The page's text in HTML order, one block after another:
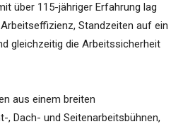
über 115-jähriger Erfahrung lag
Standzeiten auf ein
gleichzeitig die Arbeitssicherheit
aus einem breiten
Dach- und Seitenarbeitsbühnen,